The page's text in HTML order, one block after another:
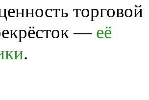
торговой
— её
.